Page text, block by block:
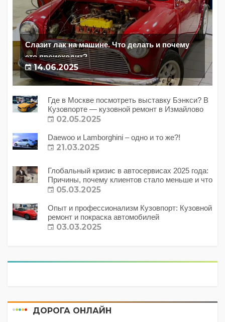
Слазит лак на машине. Что делать и почему
это происходит?
14.06.2025
Где в Москве посмотреть выставку Бэнкси? В
Кузовпорте — кузовной ремонт в Измайлово
02.05.2025
Daewoo и Lamborghini – одно и то же?!
21.03.2025
Глобальный кризис в автосервисах 2025 года:
Причины, почему клиентов стало меньше и что
с этим делать?
05.03.2025
Опыт и профессионализм Кузовпорт: Кузовной
ремонт и покраска автомобилей
03.03.2025
ДОРОГА ОНЛАЙН